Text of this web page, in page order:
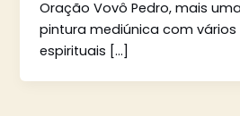
Oração Vovô Pedro, mais
pintura mediúnica com vários
espirituais […]